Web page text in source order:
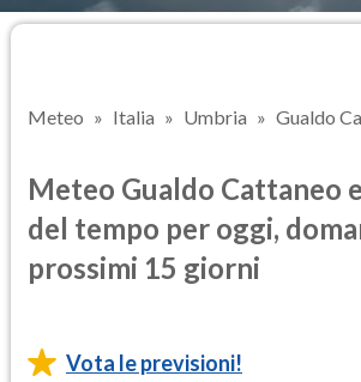
Meteo Italia Umbria Gualdo
Meteo Gualdo Cattaneo
del tempo per oggi,
prossimi 15 giorni
Vota le previsioni!